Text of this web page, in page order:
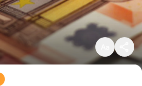
Klein
Standaard
Groot